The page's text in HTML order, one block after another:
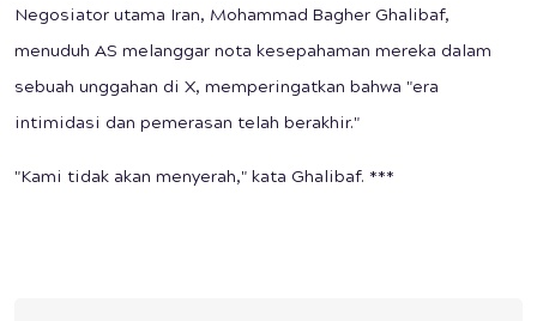
Negosiator utama Iran, Mohammad Bagher Ghalibaf,
menuduh AS melanggar nota kesepahaman mereka dalam
sebuah unggahan di X, memperingatkan bahwa "era
intimidasi dan pemerasan telah berakhir."
"Kami tidak akan menyerah," kata Ghalibaf. ***